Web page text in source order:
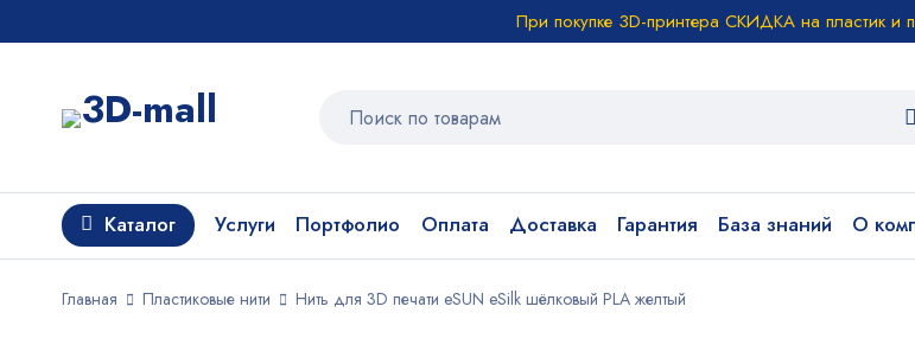
При покупке 3D-принтера СКИДКА на пластик и
Каталог Услуги Портфолио Оплата Доставка Гарантия База знаний О
Главная Пластиковые нити Нить для 3D печати eSUN eSilk шёлковый PLA желтый